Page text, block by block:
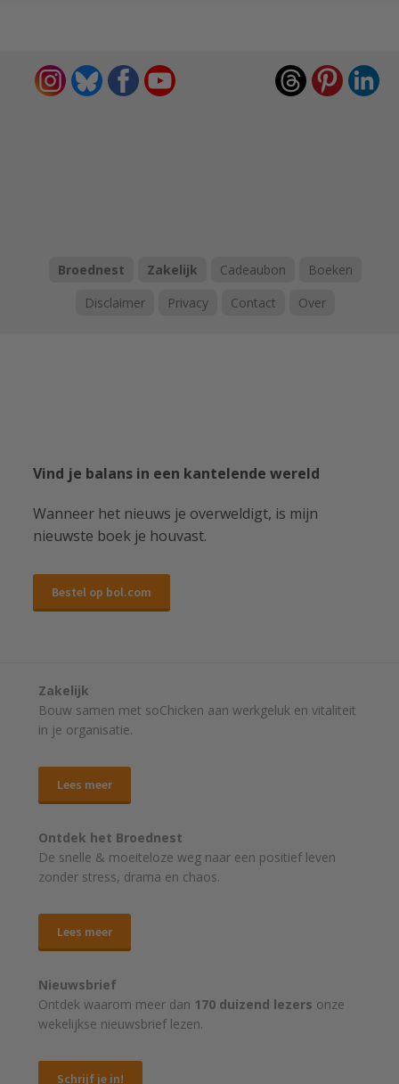
Broednest Zakelijk Cadeaubon
Boeken
Disclaimer
Privacy Contact Over
Vind je balans in een kantelende wereld
Wanneer het nieuws je overweldigt, is mijn
nieuwste boek je houvast.
Bestel op bol.com
Zakelijk
Bouw samen met soChicken aan werkgeluk en vitaliteit
in je organisatie.
Lees meer
Ontdek het Broednest
De snelle & moeiteloze weg naar een positief leven
zonder stress, drama en chaos.
Lees meer
Nieuwsbrief
Ontdek waarom meer dan 170 duizend lezers onze
wekelijkse nieuwsbrief lezen.
Schrijf je in!